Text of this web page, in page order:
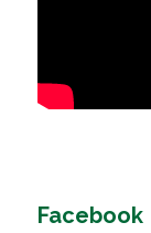
Facebook